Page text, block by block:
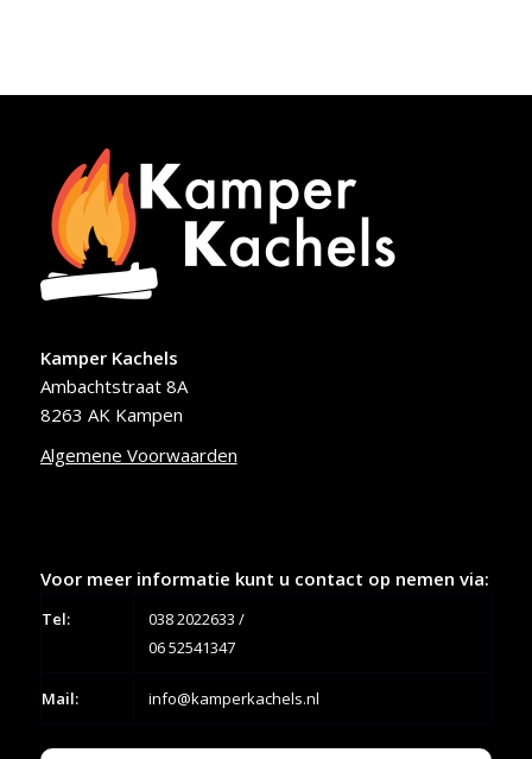
Kamper Kachels
Ambachtstraat 8A
8263 AK Kampen
Algemene Voorwaarden
Voor meer informatie kunt u contact op nemen via:
Tel: 038 2022633 /
06 52541347
Mail: info@kamperkachels.nl